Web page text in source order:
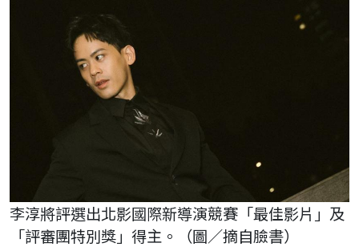
李淳將評選出北影國際新導演競賽「最佳影片」及
「評審團特別獎」得主。（圖／摘自臉書）